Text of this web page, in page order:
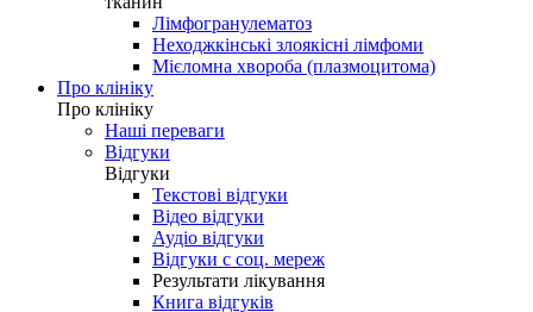
Лімфогранулематоз
Неходжкінські злоякісні лімфоми
Мієломна хвороба (плазмоцитома)
Про клініку
Про клініку
Наші переваги
Відгуки
Відгуки
Текстові відгуки
Відео відгуки
Аудіо відгуки
Відгуки с соц. мереж
Результати лікування
Книга відгуків